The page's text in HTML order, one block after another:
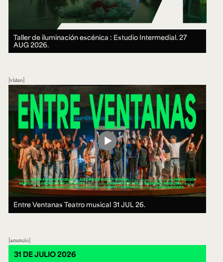
Taller de iluminación escénica : Estudio Intermedial.27
AUG 2026.
video
Entre Ventanas Teatro musical 31 JUL 26.
anuncio
31 DE JULIO 2026